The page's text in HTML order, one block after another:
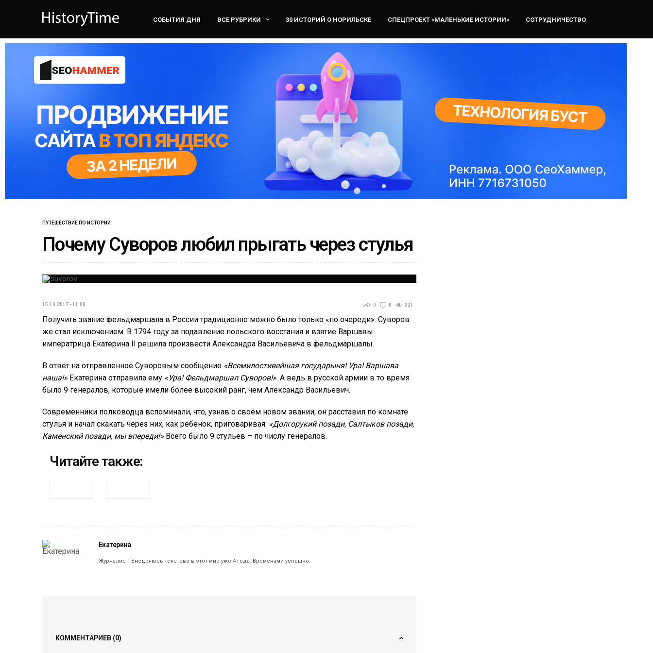
СОБЫТИЯ ДНЯ ВСЕ РУБРИКИ 30 ИСТОРИЙ О НОРИЛЬСКЕ СПЕЦПРОЕКТ «МАЛЕНЬКИЕ ИСТОРИИ» СОТРУДНИЧЕСТВО
ПУТЕШЕСТВИЕ ПО ИСТОРИИ
Почему Суворов любил прыгать через стулья
15.10.2017 - 11:00 0 0 221
Получить звание фельдмаршала в России традиционно можно было только «по очереди». Суворов
же стал исключением. В 1794 году за подавление польского восстания и взятие Варшавы
императрица Екатерина II решила произвести Александра Васильевича в фельдмаршалы.
В ответ на отправленное Суворовым сообщение «Всемилостивейшая государыня! Ура! Варшава
наша!» Екатерина отправила ему «Ура! Фельдмаршал Суворов!». А ведь в русской армии в то время
было 9 генералов, которые имели более высокий ранг, чем Александр Васильевич.
Современники полководца вспоминали, что, узнав о своём новом звании, он расставил по комнате
стулья и начал скакать через них, как ребёнок, приговаривая: «Долгорукий позади, Салтыков позади,
Каменский позади, мы впереди!» Всего было 9 стульев – по числу генералов.
Читайте также:
Екатерина
Журналист. Внедряюсь текстово в этот мир уже 4 года. Временами успешно.
КОММЕНТАРИЕВ (0)